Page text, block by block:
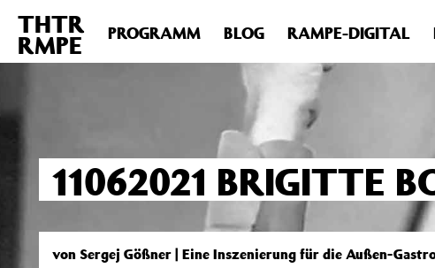
Deprecated : Die Funktion post_permalink ist seit Version 4.4.0
includes/functions.phpon line6031
THTR
RMPE PROGRAMM BLOG RAMPE-DIGITAL
11062021 BRIGITTE
von Sergej Gößner | Eine Inszenierung für die Außen-